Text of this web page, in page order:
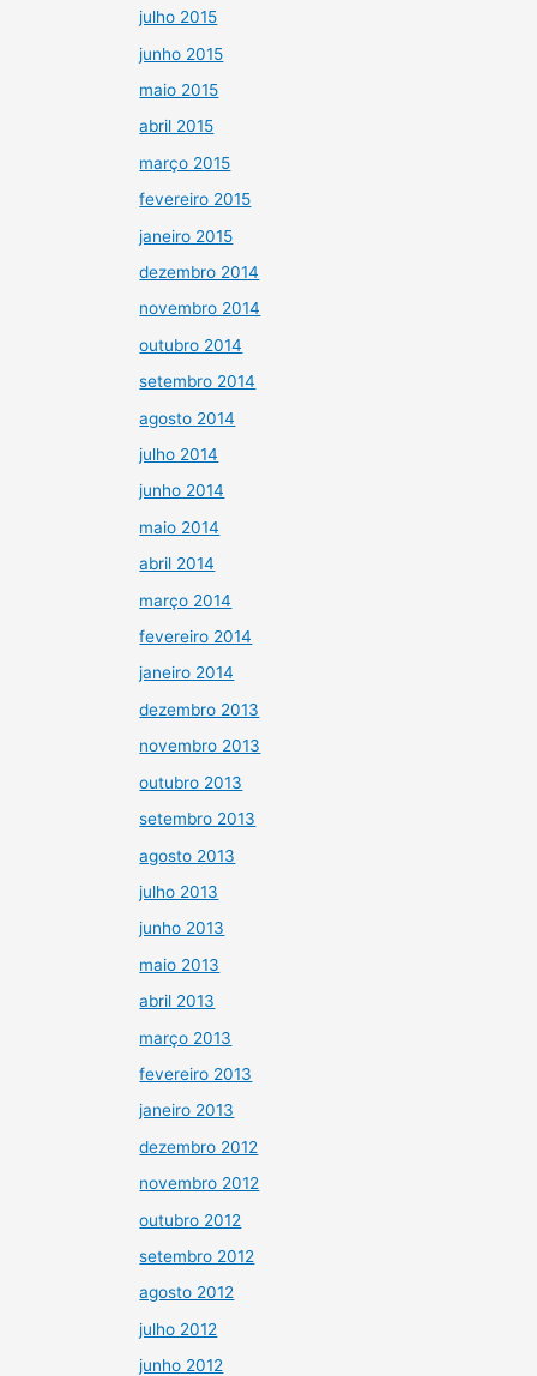
julho 2015
junho 2015
maio 2015
abril 2015
março 2015
fevereiro 2015
janeiro 2015
dezembro 2014
novembro 2014
outubro 2014
setembro 2014
agosto 2014
julho 2014
junho 2014
maio 2014
abril 2014
março 2014
fevereiro 2014
janeiro 2014
dezembro 2013
novembro 2013
outubro 2013
setembro 2013
agosto 2013
julho 2013
junho 2013
maio 2013
abril 2013
março 2013
fevereiro 2013
janeiro 2013
dezembro 2012
novembro 2012
outubro 2012
setembro 2012
agosto 2012
julho 2012
junho 2012